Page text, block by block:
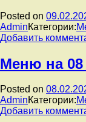
Posted on
AdminКатегории:
Добавить
Меню на 08
Posted on
AdminКатегории:
Добавить